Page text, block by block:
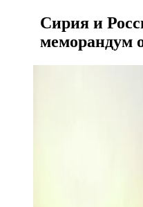
Сирия и
меморандум